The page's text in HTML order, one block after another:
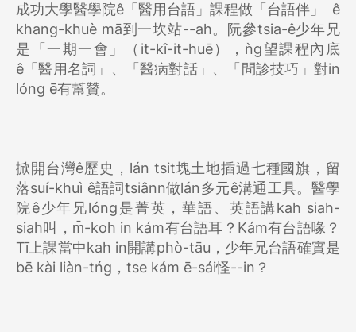
成功大學醫學院ê「醫用台語」課程做「台語伴」 ê
khang-khuè mā到一坎站--ah。阮參tsia-ê少年兄
是「一期一會」（it-kî-it-huē），ǹg望課程內底
ê「醫用名詞」、「醫病對話」、「問診技巧」對in
lóng ē有幫贊。
掀開台灣ê歷史，lán tsit塊土地插過七種國旗，留
落suí-khuì ê語詞tsiânn做lán多元ê溝通工具。醫學
院ê少年兄lóng是菁英，華語、英語講kah siah-
siah叫，m̄-koh in kám有台語耳？Kám有台語喙？
Tī上課當中kah in開講phò-tāu，少年兄台語確實是
bē kài liàn-tńg，tse kám ē-sái怪--in？